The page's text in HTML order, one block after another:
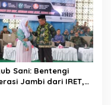
Sani: Bentengi
Jambi dari IRET,